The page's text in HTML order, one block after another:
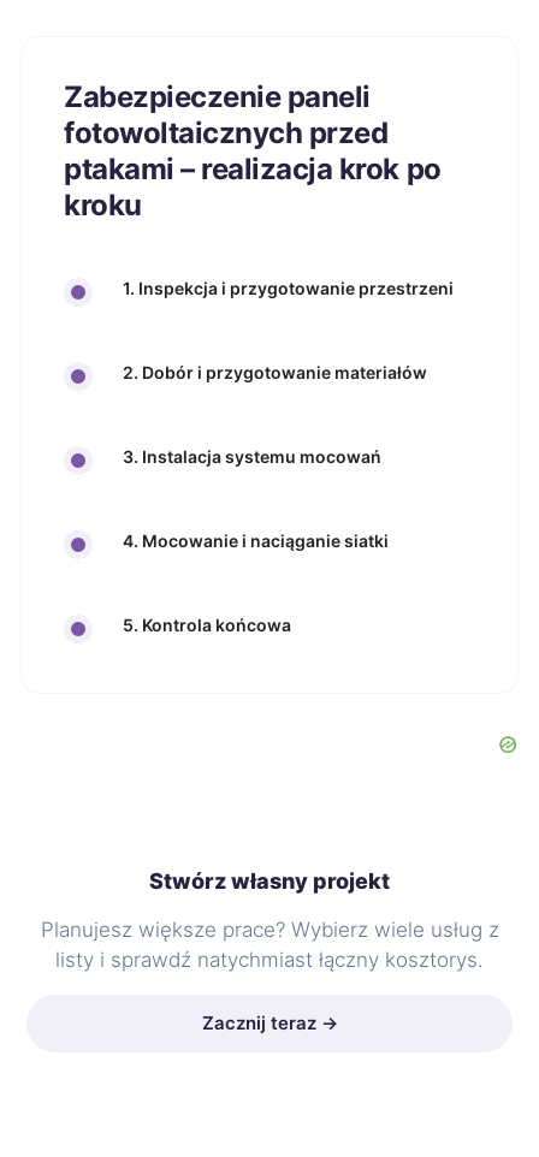
Zabezpieczenie paneli
fotowoltaicznych przed
ptakami – realizacja krok po
kroku
1. Inspekcja i przygotowanie przestrzeni
2. Dobór i przygotowanie materiałów
3. Instalacja systemu mocowań
4. Mocowanie i naciąganie siatki
5. Kontrola końcowa
Stwórz własny projekt
Planujesz większe prace? Wybierz wiele usług z
listy i sprawdź natychmiast łączny kosztorys.
Zacznij teraz →